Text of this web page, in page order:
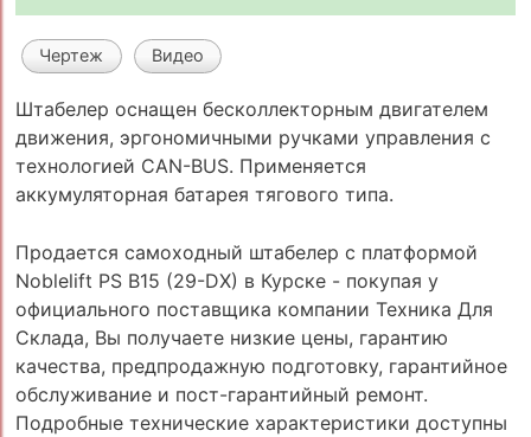
Чертеж Видео
Штабелер оснащен бесколлекторным двигателем
движения, эргономичными ручками управления с
технологией CAN-BUS. Применяется
аккумуляторная батарея тягового типа.
Продается самоходный штабелер с платформой
Noblelift PS B15 (29-DX) в Курске - покупая у
официального поставщика компании Техника Для
Склада, Вы получаете низкие цены, гарантию
качества, предпродажную подготовку, гарантийное
обслуживание и пост-гарантийный ремонт.
Подробные технические характеристики доступны